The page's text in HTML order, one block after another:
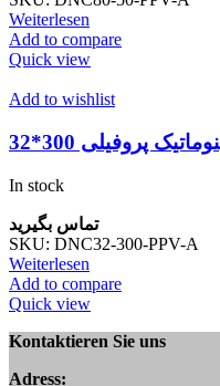
Weiterlesen
Add to compare
Quick view
Add to wishlist
In stock
تماس بگیرید
SKU: DNC32-300-PPV-A
Weiterlesen
Add to compare
Quick view
Kontaktieren Sie uns
Adress: